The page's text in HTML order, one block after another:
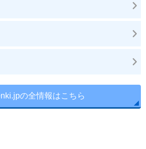
の全情報はこちら